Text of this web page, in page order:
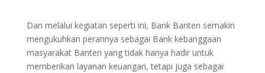
Dan melalui kegiatan seperti ini, Bank Banten semakin
mengukuhkan perannya sebagai Bank kebanggaan
masyarakat Banten yang tidak hanya hadir untuk
memberikan layanan keuangan, tetapi juga sebagai